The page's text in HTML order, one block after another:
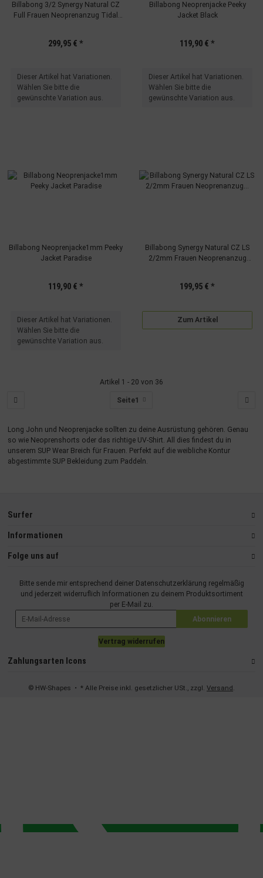
Billabong 3/2 Synergy Natural CZ
Full Frauen Neoprenanzug Tidal
299,95 € *
xDieser Artikel hat Variationen.
Wählen Sie bitte die
gewünschte Variation aus.
Billabong Neoprenjacke Peeky
Jacket Black
119,90 € *
xDieser Artikel hat Variationen.
Wählen Sie bitte die
gewünschte Variation aus.
Billabong Neoprenjacke1mm Peeky
Jacket Paradise
119,90 € *
xDieser Artikel hat Variationen.
Wählen Sie bitte die
gewünschte Variation aus.
Billabong Synergy Natural CZ LS
2/2mm Frauen Neoprenanzug
199,95 € *
Zum Artikel
Artikel 1 - 20 von 36
Seite1
Long John und Neoprenjacke sollten zu deine Ausrüstung gehören. Genau
so wie Neoprenshorts oder das richtige UV-Shirt. All dies findest du in
unserem SUP Wear Breich für Frauen. Perfekt auf die weibliche Kontur
abgestimmte SUP Bekleidung zum Paddeln.
Surfer
Informationen
Folge uns auf
Bitte sende mir entsprechend deiner Datenschutzerklärung regelmäßig
und jederzeit widerruflich Informationen zu deinem Produktsortiment
per E-Mail zu.
Abonnieren
Vertrag widerrufen
Zahlungsarten Icons
© HW-Shapes • * Alle Preise inkl. gesetzlicher USt., zzgl. Versand.